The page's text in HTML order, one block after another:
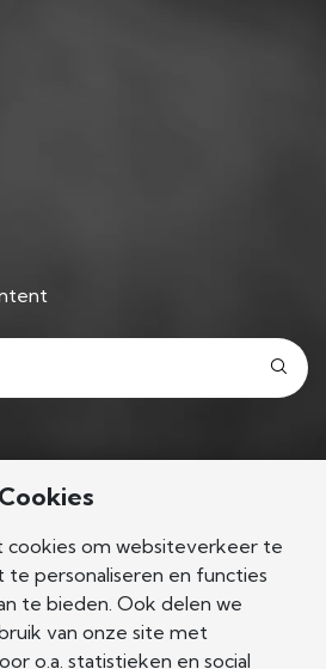
cookies om websiteverkeer te
te personaliseren en functies
te bieden. Ook delen we
van onze site met
o.a. statistieken en social